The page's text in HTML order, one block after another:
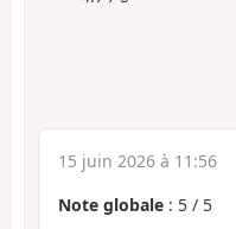
15 juin 2026 à 11:56
Note globale : 5 / 5